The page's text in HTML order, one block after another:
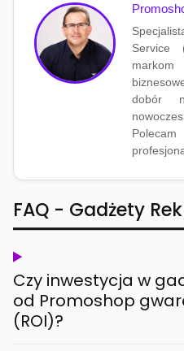
Service
dobór
FAQ - Gadżety
Czy inwestycja w
od Promoshop
(ROI)?